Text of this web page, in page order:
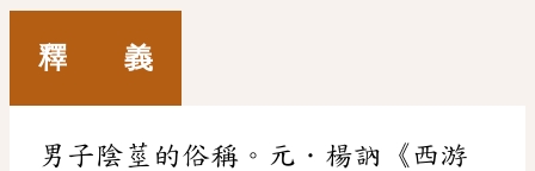
釋 義
男子陰莖的俗稱。元．楊訥《西游